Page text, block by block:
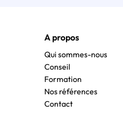
A propos
Qui sommes-nous
Conseil
Formation
Nos références
Contact